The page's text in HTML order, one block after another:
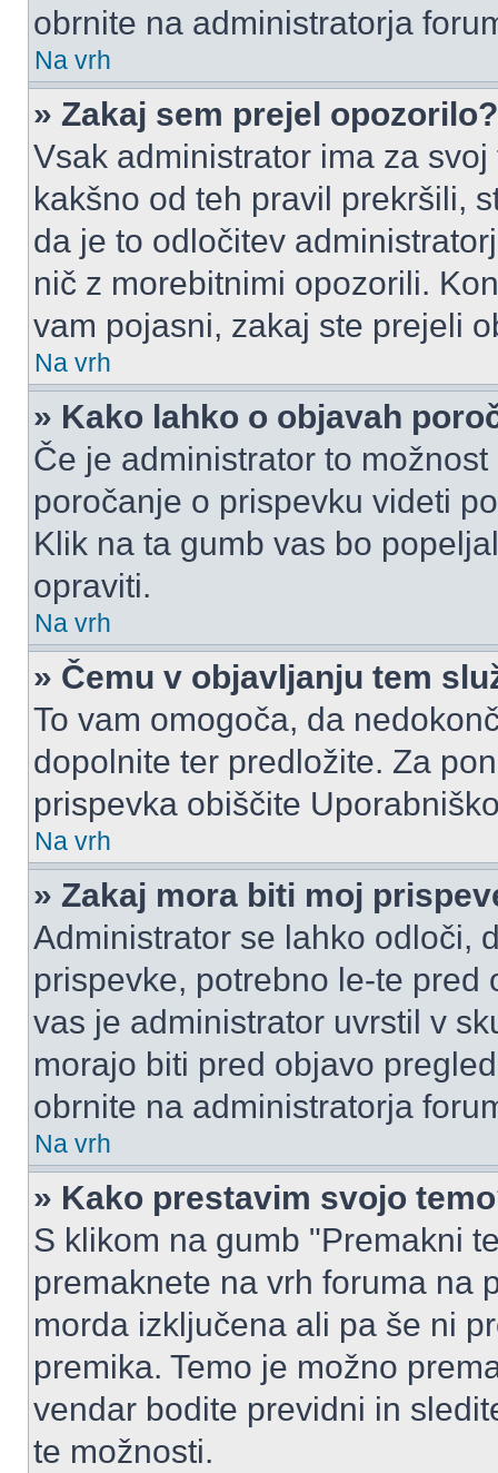
obrnite na administratorja
Na vrh
» Zakaj sem prejel opozorilo?
Vsak administrator ima za
kakšno od teh pravil prekršili,
da je to odločitev
nič z morebitnimi opozorili.
vam pojasni, zakaj ste prejeli
Na vrh
» Kako lahko o objavah
Če je administrator to
poročanje o prispevku videti
Klik na ta gumb vas bo
opraviti.
Na vrh
» Čemu v objavljanju tem
To vam omogoča, da
dopolnite ter predložite. Za
prispevka obiščite
Na vrh
» Zakaj mora biti moj
Administrator se lahko odloči,
prispevke, potrebno le-te
vas je administrator uvrstil v
morajo biti pred objavo
obrnite na administratorja
Na vrh
» Kako prestavim svojo
S klikom na gumb "Premakni
premaknete na vrh foruma na
morda izključena ali pa še ni
premika. Temo je možno
vendar bodite previdni in
te možnosti.